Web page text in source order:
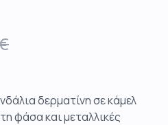
δερματίνη σε κάμελ
φάσα και μεταλλικές